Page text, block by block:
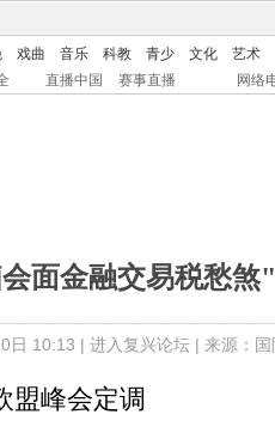
戏曲 音乐 科教 青少 文化
艺术
直播中国 赛事直播 网络
面金融交易税愁
日 10:13 | 进入复兴论坛| 来源：
峰会定调